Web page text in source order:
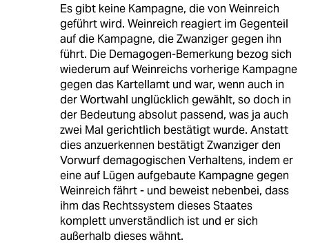
Es gibt keine Kampagne, die von Weinreich
geführt wird. Weinreich reagiert im Gegenteil
auf die Kampagne, die Zwanziger gegen ihn
führt. Die Demagogen-Bemerkung bezog sich
wiederum auf Weinreichs vorherige Kampagne
gegen das Kartellamt und war, wenn auch in
der Wortwahl unglücklich gewählt, so doch in
der Bedeutung absolut passend, was ja auch
zwei Mal gerichtlich bestätigt wurde. Anstatt
dies anzuerkennen bestätigt Zwanziger den
Vorwurf demagogischen Verhaltens, indem er
eine auf Lügen aufgebaute Kampagne gegen
Weinreich fährt - und beweist nebenbei, dass
ihm das Rechtssystem dieses Staates
komplett unverständlich ist und er sich
außerhalb dieses wähnt.